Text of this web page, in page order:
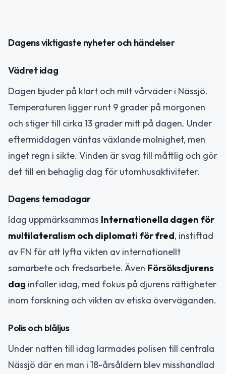
Dagens viktigaste nyheter och händelser
Vädret idag
Dagen bjuder på klart och milt vårväder i Nässjö.
Temperaturen ligger runt 9 grader på morgonen
och stiger till cirka 13 grader mitt på dagen. Under
eftermiddagen väntas växlande molnighet, men
inget regn i sikte. Vinden är svag till måttlig och gör
det till en behaglig dag för utomhusaktiviteter.
Dagens temadagar
Idag uppmärksammas Internationella dagen för
multilateralism och diplomati för fred, instiftad
av FN för att lyfta vikten av internationellt
samarbete och fredsarbete. Även Försöksdjurens
dag infaller idag, med fokus på djurens rättigheter
inom forskning och vikten av etiska överväganden.
Polis och blåljus
Under natten till idag larmades polisen till centrala
Nässjö där en man i 18-årsåldern blev misshandlad